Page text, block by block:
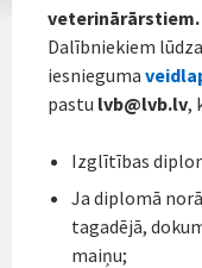
veterinārārstiem.
Dalībniekiem
iesnieguma
pastu lvb@lvb.lv,
Izglītības
Ja diplomā
tagadējā,
maiņu;